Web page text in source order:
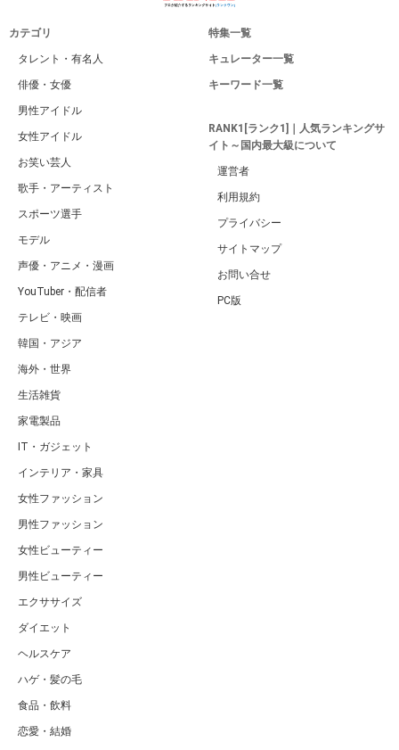
カテゴリ
タレント・有名人
俳優・女優
男性アイドル
女性アイドル
お笑い芸人
歌手・アーティスト
スポーツ選手
モデル
声優・アニメ・漫画
YouTuber・配信者
テレビ・映画
韓国・アジア
海外・世界
生活雑貨
家電製品
IT・ガジェット
インテリア・家具
女性ファッション
男性ファッション
女性ビューティー
男性ビューティー
エクササイズ
ダイエット
ヘルスケア
ハゲ・髪の毛
食品・飲料
恋愛・結婚
特集一覧
キュレーター一覧
キーワード一覧
RANK1[ランク1]｜人気ランキングサ
イト～国内最大級について
運営者
利用規約
プライバシー
サイトマップ
お問い合せ
PC版